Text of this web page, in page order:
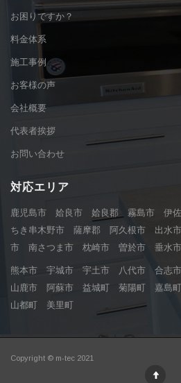
お困りですか？
料金体系
施工事例
お客様の声
会社概要
代表者挨拶
お問い合わせ
対応エリア
鹿児島市 姶良市 姶良郡 霧島市 伊
ちき串木野市 薩摩郡 阿久根市 出水
市 南さつま市 枕崎市 曽於市 垂水
熊本市 宇城市 宇土市 八代市 合志
山鹿市 阿蘇市 益城町 菊陽町 嘉島
山都町 美里町
Copyright © m-tec 2021